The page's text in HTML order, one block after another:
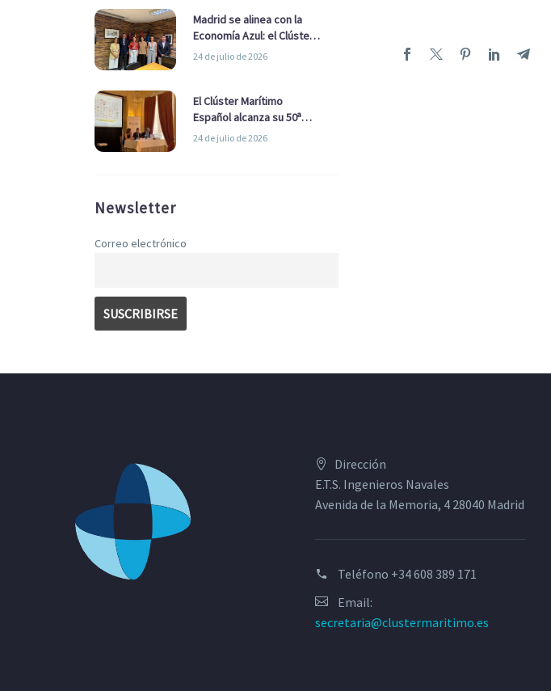
Madrid se alinea con la
Economía Azul: el Clúster
Marítimo Español y la Real
Ayuntamiento
24 de julio de 2026
El Clúster Marítimo
Español alcanza su 50ª
Asamblea reafirmando su
24 de julio de 2026
Newsletter
Correo electrónico
Dirección
E.T.S. Ingenieros Navales
Avenida de la Memoria, 4 28040 Madrid
Teléfono +34 608 389 171
Email:
secretaria@clustermaritimo.es